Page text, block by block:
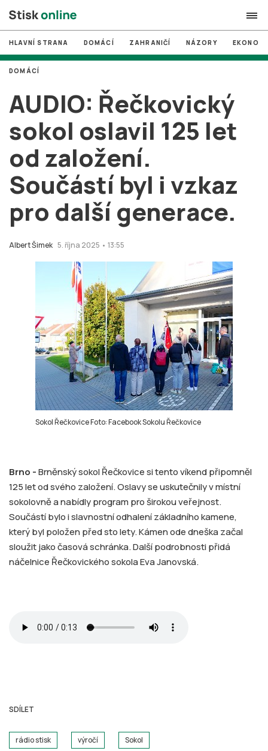
search
# MUNI
# Brno
# volby
login PŘIHLÁSIT SE
Zapomněli jste heslo?
HLAVNÍ STRANA DOMÁCÍ ZAHRANIČÍ NÁZORY
AUDIO: Řečkovický
sokol oslavil 125 let
od založení.
Součástí byl i vzkaz
pro další generace.
Albert Šimek 5. října 2025 • 13:55
DOMÁCÍ
Sokol Řečkovice Foto: Facebook Sokolu Řečkovice
Brno -Brněnský sokol Řečkovice si tento víkend připomněl
125 let od svého založení. Oslavy se uskutečnily v místní
sokolovně a nabídly program pro širokou veřejnost.
Součástí bylo i slavnostní odhalení základního kamene,
který byl položen před sto lety. Kámen ode dneška začal
sloužit jako časová schránka. Další podrobnosti přidá
náčelnice Řečkovického sokola Eva Janovská.
SDÍLET
rádio stisk výročí Sokol